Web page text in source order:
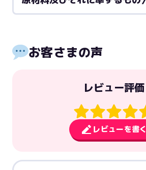
お客さまの声
レビュー評価
レビューを書く